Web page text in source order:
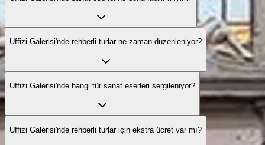
Uffizi Galerisi'nde rehberli turlar ne zaman düzenleniyor?
Uffizi Galerisi'nde hangi tür sanat eserleri sergileniyor?
Uffizi Galerisi'nde rehberli turlar için ekstra ücret var mı?